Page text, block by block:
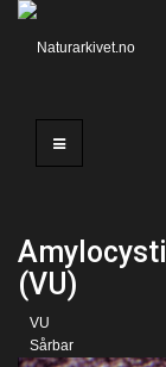
(VU)
VU
Sårbar